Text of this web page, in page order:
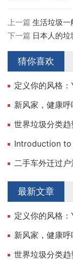
上一篇 生活垃圾一
下一篇 日本人的
猜你喜欢
定义你的风格
新风家，健康呼
世界垃圾分类
二手车外迁过
最新文章
定义你的风格
新风家，健康呼
世界垃圾分类